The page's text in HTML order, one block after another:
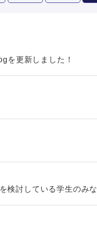
を更新しました！
検討している学生のみ